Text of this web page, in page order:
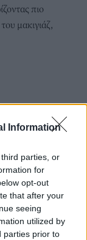
Information
parties, or
for
opt-out
that after your
seeing
utilized by
parties prior to
πιο
μακιγιάζ,
Wash: Το προϊόν
προϊόν για
σόγιας
την